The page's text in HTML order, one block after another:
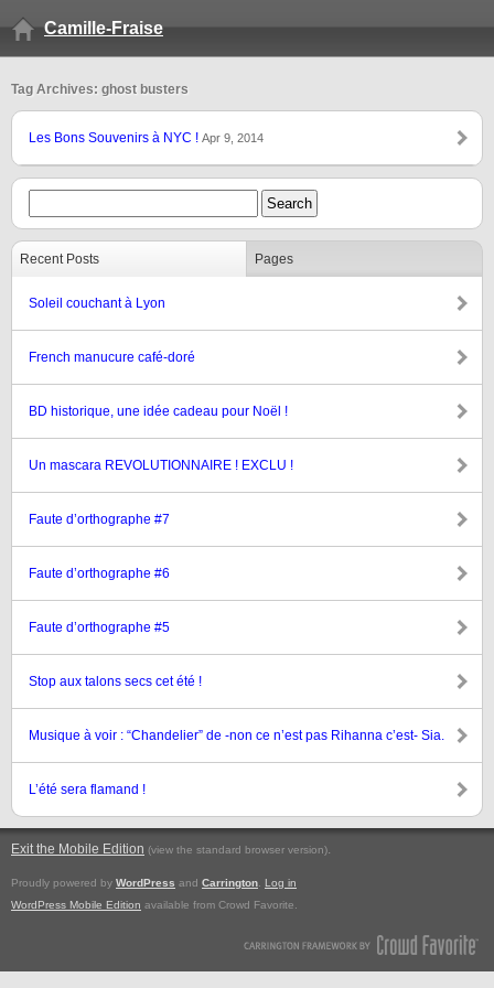
Camille-Fraise
Tag Archives: ghost busters
Les Bons Souvenirs à NYC ! Apr 9, 2014
Recent Posts Pages
Soleil couchant à Lyon
French manucure café-doré
BD historique, une idée cadeau pour Noël !
Un mascara REVOLUTIONNAIRE ! EXCLU !
Faute d’orthographe #7
Faute d’orthographe #6
Faute d’orthographe #5
Stop aux talons secs cet été !
Musique à voir : “Chandelier” de -non ce n’est pas Rihanna c’est- Sia.
L’été sera flamand !
Exit the Mobile Edition (view the standard browser version).
Proudly powered by WordPress and Carrington
Log in
WordPress Mobile Edition available from Crowd Favorite.